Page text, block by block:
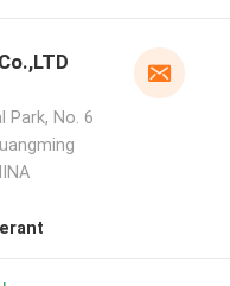
Park, No. 6